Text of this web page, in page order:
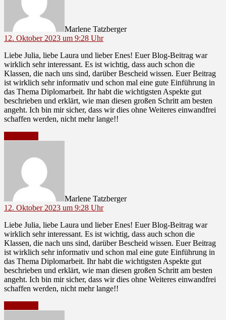
Marlene Tatzberger
12. Oktober 2023 um 9:28 Uhr
Liebe Julia, liebe Laura und lieber Enes! Euer Blog-Beitrag war
wirklich sehr interessant. Es ist wichtig, dass auch schon die
Klassen, die nach uns sind, darüber Bescheid wissen. Euer Beitrag
ist wirklich sehr informativ und schon mal eine gute Einführung in
das Thema Diplomarbeit. Ihr habt die wichtigsten Aspekte gut
beschrieben und erklärt, wie man diesen großen Schritt am besten
angeht. Ich bin mir sicher, dass wir dies ohne Weiteres einwandfrei
schaffen werden, nicht mehr lange!!
Marlene Tatzberger
12. Oktober 2023 um 9:28 Uhr
Liebe Julia, liebe Laura und lieber Enes! Euer Blog-Beitrag war
wirklich sehr interessant. Es ist wichtig, dass auch schon die
Klassen, die nach uns sind, darüber Bescheid wissen. Euer Beitrag
ist wirklich sehr informativ und schon mal eine gute Einführung in
das Thema Diplomarbeit. Ihr habt die wichtigsten Aspekte gut
beschrieben und erklärt, wie man diesen großen Schritt am besten
angeht. Ich bin mir sicher, dass wir dies ohne Weiteres einwandfrei
schaffen werden, nicht mehr lange!!